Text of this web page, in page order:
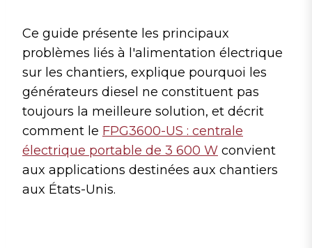
Ce guide présente les principaux
problèmes liés à l'alimentation électrique
sur les chantiers, explique pourquoi les
générateurs diesel ne constituent pas
toujours la meilleure solution, et décrit
comment le FPG3600-US : centrale
électrique portable de 3 600 W convient
aux applications destinées aux chantiers
aux États-Unis.